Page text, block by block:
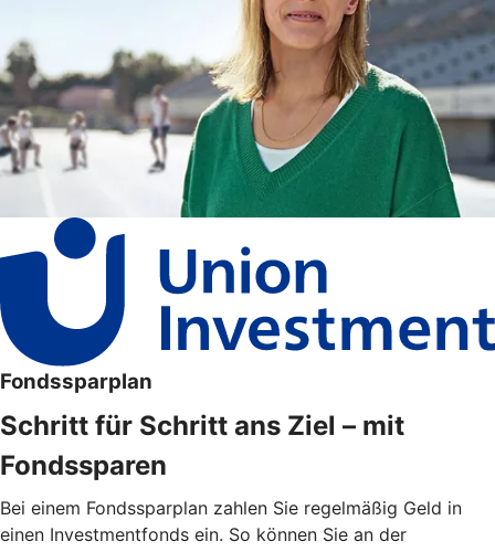
Fondssparplan
Schritt für Schritt ans Ziel – mit
Fondssparen
Bei einem Fondssparplan zahlen Sie regelmäßig Geld in
einen Investmentfonds ein. So können Sie an der